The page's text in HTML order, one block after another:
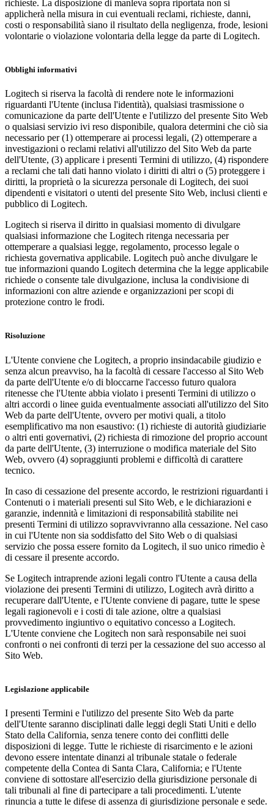
richieste. La disposizione di manleva sopra riportata non si
applicherà nella misura in cui eventuali reclami, richieste, danni,
costi o responsabilità siano il risultato della negligenza, frode, lesioni
volontarie o violazione volontaria della legge da parte di Logitech.
Obblighi informativi
Logitech si riserva la facoltà di rendere note le informazioni
riguardanti l'Utente (inclusa l'identità), qualsiasi trasmissione o
comunicazione da parte dell'Utente e l'utilizzo del presente Sito Web
o qualsiasi servizio ivi reso disponibile, qualora determini che ciò sia
necessario per (1) ottemperare ai processi legali, (2) ottemperare a
investigazioni o reclami relativi all'utilizzo del Sito Web da parte
dell'Utente, (3) applicare i presenti Termini di utilizzo, (4) rispondere
a reclami che tali dati hanno violato i diritti di altri o (5) proteggere i
diritti, la proprietà o la sicurezza personale di Logitech, dei suoi
dipendenti e visitatori o utenti del presente Sito Web, inclusi clienti e
pubblico di Logitech.
Logitech si riserva il diritto in qualsiasi momento di divulgare
qualsiasi informazione che Logitech ritenga necessaria per
ottemperare a qualsiasi legge, regolamento, processo legale o
richiesta governativa applicabile. Logitech può anche divulgare le
tue informazioni quando Logitech determina che la legge applicabile
richiede o consente tale divulgazione, inclusa la condivisione di
informazioni con altre aziende e organizzazioni per scopi di
protezione contro le frodi.
Risoluzione
L'Utente conviene che Logitech, a proprio insindacabile giudizio e
senza alcun preavviso, ha la facoltà di cessare l'accesso al Sito Web
da parte dell'Utente e/o di bloccarne l'accesso futuro qualora
ritenesse che l'Utente abbia violato i presenti Termini di utilizzo o
altri accordi o linee guida eventualmente associati all'utilizzo del Sito
Web da parte dell'Utente, ovvero per motivi quali, a titolo
esemplificativo ma non esaustivo: (1) richieste di autorità giudiziarie
o altri enti governativi, (2) richiesta di rimozione del proprio account
da parte dell'Utente, (3) interruzione o modifica materiale del Sito
Web, ovvero (4) sopraggiunti problemi e difficoltà di carattere
tecnico.
In caso di cessazione del presente accordo, le restrizioni riguardanti i
Contenuti o i materiali presenti sul Sito Web, e le dichiarazioni e
garanzie, indennità e limitazioni di responsabilità stabilite nei
presenti Termini di utilizzo sopravvivranno alla cessazione. Nel caso
in cui l'Utente non sia soddisfatto del Sito Web o di qualsiasi
servizio che possa essere fornito da Logitech, il suo unico rimedio è
di cessare il presente accordo.
Se Logitech intraprende azioni legali contro l'Utente a causa della
violazione dei presenti Termini di utilizzo, Logitech avrà diritto a
recuperare dall'Utente, e l'Utente conviene di pagare, tutte le spese
legali ragionevoli e i costi di tale azione, oltre a qualsiasi
provvedimento ingiuntivo o equitativo concesso a Logitech.
L'Utente conviene che Logitech non sarà responsabile nei suoi
confronti o nei confronti di terzi per la cessazione del suo accesso al
Sito Web.
Legislazione applicabile
I presenti Termini e l'utilizzo del presente Sito Web da parte
dell'Utente saranno disciplinati dalle leggi degli Stati Uniti e dello
Stato della California, senza tenere conto dei conflitti delle
disposizioni di legge. Tutte le richieste di risarcimento e le azioni
devono essere intentate dinanzi al tribunale statale o federale
competente della Contea di Santa Clara, California; e l'Utente
conviene di sottostare all'esercizio della giurisdizione personale di
tali tribunali al fine di partecipare a tali procedimenti. L'utente
rinuncia a tutte le difese di assenza di giurisdizione personale e sede.